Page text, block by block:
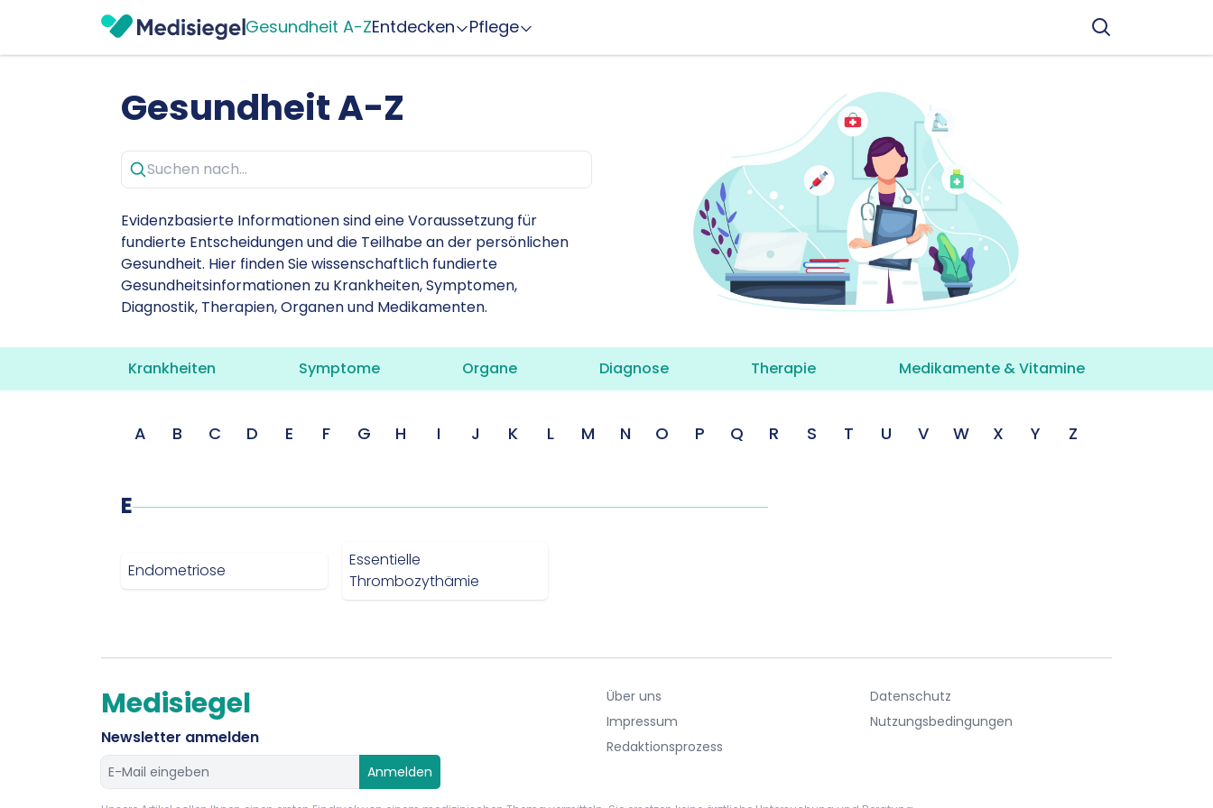
Gesundheit A-ZEntdecken Pflege
Gesundheit A-Z
Evidenzbasierte Informationen sind eine Voraussetzung für
fundierte Entscheidungen und die Teilhabe an der persönlichen
Gesundheit. Hier finden Sie wissenschaftlich fundierte
Gesundheitsinformationen zu Krankheiten, Symptomen,
Diagnostik, Therapien, Organen und Medikamenten.
Krankheiten Symptome Organe Diagnose Therapie Medikamente & Vitamine
A B C D E F G H I J K L M N O P Q R S T U V W X Y Z
E
Endometriose
Essentielle
Thrombozythämie
Medisiegel
Newsletter anmelden
Anmelden
Über uns
Impressum
Redaktionsprozess
Datenschutz
Nutzungsbedingungen